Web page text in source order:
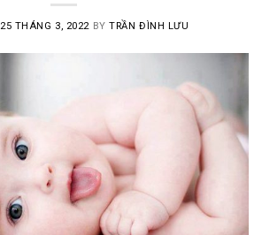
25 THÁNG 3, 2022 BYTRẦN ĐÌNH LƯU